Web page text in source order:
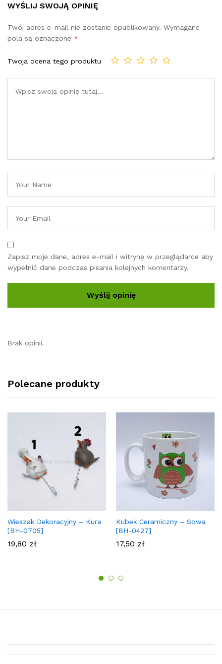
WYŚLIJ SWOJĄ OPINIĘ
Twój adres e-mail nie zostanie opublikowany. Wymagane
pola są oznaczone *
Twoja ocena tego produktu
Zapisz moje dane, adres e-mail i witrynę w przeglądarce aby
wypełnić dane podczas pisania kolejnych komentarzy.
Brak opinii.
Polecane produkty
Wieszak Dekoracyjny – Kura
[BH-0705]
19,80 zł
Kubek Ceramiczny – Sowa
[BH-0427]
17,50 zł